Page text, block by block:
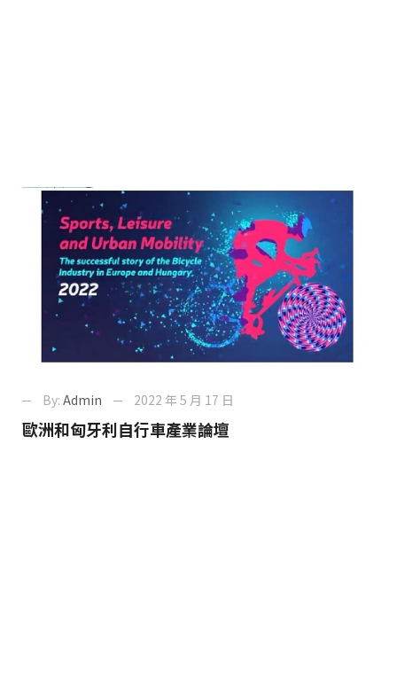
By: Admin 2022 年 5 月 17 日
歐洲和匈牙利自行車產業論壇